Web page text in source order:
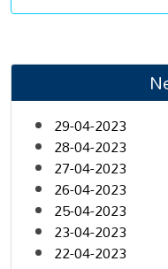
29-04-2023
28-04-2023
27-04-2023
26-04-2023
25-04-2023
23-04-2023
22-04-2023